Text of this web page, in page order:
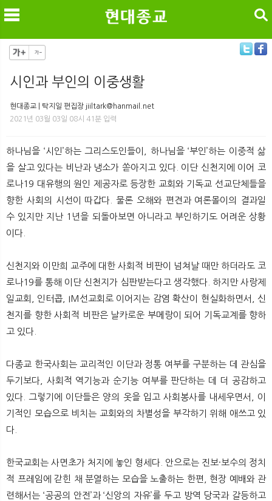
뉴 색
검색
시인과 부인의 이중생활
현대종교 | 탁지일 편집장 jiiltark@hanmail.net
2021년 03월 03일 08시 41분 입력
하나님을 ‘시인’하는 그리스도인들이, 하나님을 ‘부인’하는 이중적 삶
을 살고 있다는 비난과 냉소가 쏟아지고 있다. 이단 신천지에 이어 코
로나19 대유행의 원인 제공자로 등장한 교회와 기독교 선교단체들을
향한 사회의 시선이 따갑다. 물론 오해와 편견과 여론몰이의 결과일
수 있지만 지난 1년을 되돌아보면 아니라고 부인하기도 어려운 상황
이다.
신천지와 이만희 교주에 대한 사회적 비판이 넘쳐날 때만 하더라도 코
로나19를 통해 이단 신천지가 심판받는다고 생각했다. 하지만 사랑제
일교회, 인터콥, IM선교회로 이어지는 감염 확산이 현실화하면서, 신
천지를 향한 사회적 비판은 날카로운 부메랑이 되어 기독교계를 향하
고 있다.
다종교 한국사회는 교리적인 이단과 정통 여부를 구분하는 데 관심을
두기보다, 사회적 역기능과 순기능 여부를 판단하는 데 더 공감하고
있다. 그렇기에 이단들은 양의 옷을 입고 사회봉사를 내세우면서, 이
기적인 모습으로 비치는 교회와의 차별성을 부각하기 위해 애쓰고 있
다.
한국교회는 사면초가 처지에 놓인 형세다. 안으로는 진보·보수의 정치
적 프레임에 갇힌 채 분열하는 모습을 노출하는 한편, 현장 예배와 관
련해서는 ‘공공의 안전’과 ‘신앙의 자유’를 두고 방역 당국과 갈등하고